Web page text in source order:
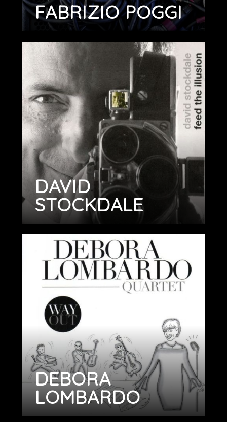
FABRIZIO POGGI
DAVID
STOCKDALE
DEBORA
LOMBARDO